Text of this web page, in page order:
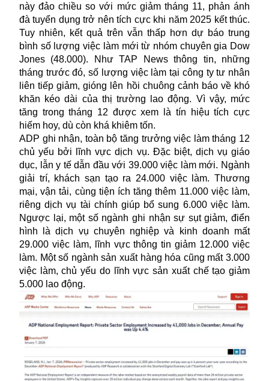
này đảo chiều so với mức giảm tháng 11, phản ánh
đà tuyển dụng trở nên tích cực khi năm 2025 kết thúc.
Tuy nhiên, kết quả trên vẫn thấp hơn dự báo trung
bình số lượng việc làm mới từ nhóm chuyên gia Dow
Jones (48.000). Như TAP News thông tin, những
tháng trước đó, số lượng việc làm tại công ty tư nhân
liên tiếp giảm, gióng lên hồi chuông cảnh báo về khó
khăn kéo dài của thị trường lao động. Vì vậy, mức
tăng trong tháng 12 được xem là tín hiệu tích cực
hiếm hoy, dù còn khá khiêm tốn.
ADP ghi nhận, toàn bộ tăng trưởngviệc làmtháng 12
chủ yếu bởi lĩnh vực dịch vụ. Đặc biệt, dịch vụ giáo
dục, lẫn y tế dẫn đầu với 39.000 việc làm mới. Ngành
giải trí, khách sạn tạo ra 24.000 việc làm. Thương
mại, vận tải, cùng tiện ích tăng thêm 11.000 việc làm,
riêng dịch vụ tài chính giúp bổ sung 6.000 việc làm.
Ngược lại, một số ngành ghi nhận sự sụt giảm, điển
hình là dịch vụ chuyên nghiệp và kinh doanh mất
29.000 việc làm, lĩnh vực thông tin giảm 12.000 việc
làm. Một số ngành sản xuất hàng hóa cũng mất 3.000
việc làm, chủ yếu do lĩnh vực sản xuất chế tạo giảm
5.000 lao động.